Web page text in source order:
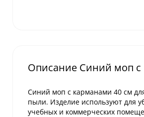
Описание Синий моп с
Синий моп с карманами 40 см
пыли. Изделие используют для
учебных и коммерческих